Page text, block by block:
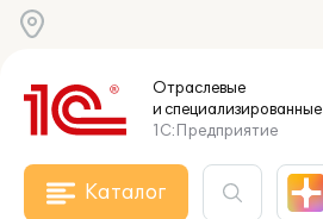
Отраслевые
и специализированные
1С:Предприятие
Каталог